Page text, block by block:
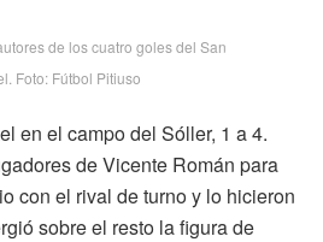
de los cuatro goles del San
Foto: Fútbol Pitiuso
en el campo del Sóller, 1 a 4.
de Vicente Román para
con el rival de turno y lo hicieron
sobre el resto la figura de